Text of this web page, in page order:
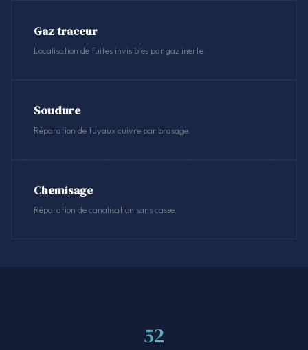
Gaz traceur
Localisation de fuites invisibles par gaz inerte.
Soudure
Réparation de tuyaux cuivre par brasage.
Chemisage
Réparation de canalisation sans casse.
52